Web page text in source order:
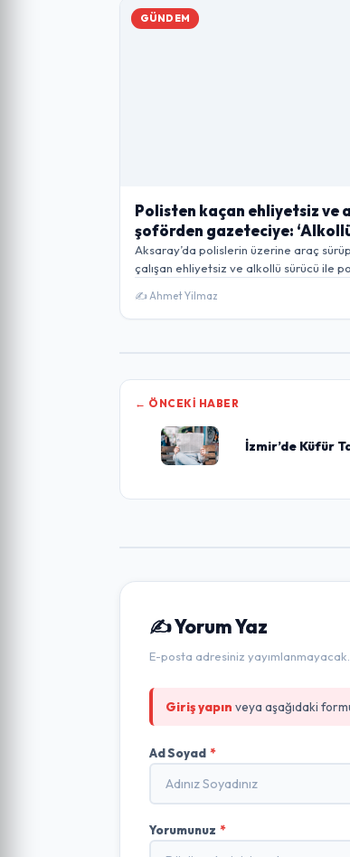
GÜNDEM
Polisten kaçan ehliyetsiz ve
şoförden gazeteciye:
kullanmaktan haber mi olur?’
Aksaray’da polislerin üzerine araç
çalışan ehliyetsiz ve alkollü sürücü ile
✍️ Ahmet Yilmaz
← ÖNCEKI HABER
İzmir’de Küfür
✍️ Yorum Yaz
E-posta adresiniz
Giriş yapın veya aşağıdaki
Ad Soyad *
Yorumunuz *